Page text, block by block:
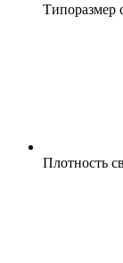
Типоразмер
Плотность